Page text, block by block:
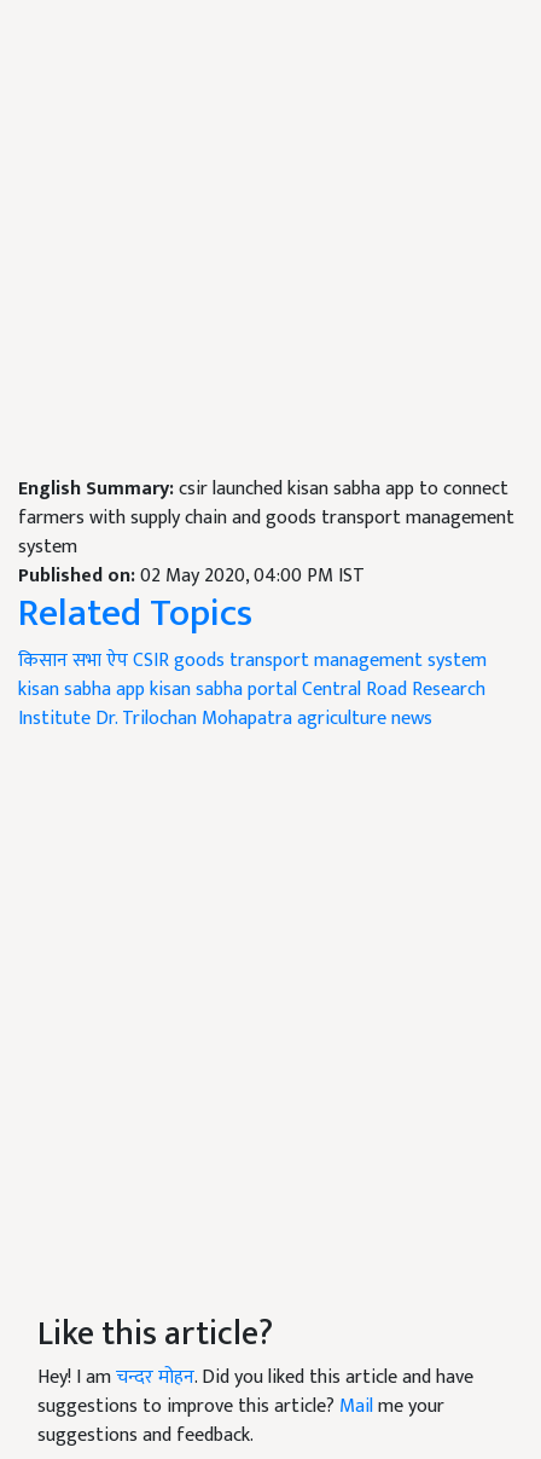
English Summary:csir launched kisan sabha app to connect
farmers with supply chain and goods transport management
system
Published on:02 May 2020, 04:00 PM IST
Related Topics
किसान सभा ऐपCSIRgoods transport management system
kisan sabha appkisan sabha portalCentral Road Research
InstituteDr. Trilochan Mohapatraagriculture news
Like this article?
Hey! I amचन्दर मोहन. Did you liked this article and have
suggestions to improve this article? Mailme your
suggestions and feedback.